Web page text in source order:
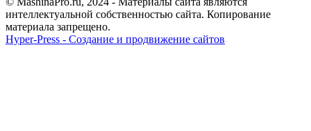
интеллектуальной собственностью сайта. Копирование
материала запрещено.
Hyper-Press - Создание и продвижение сайтов